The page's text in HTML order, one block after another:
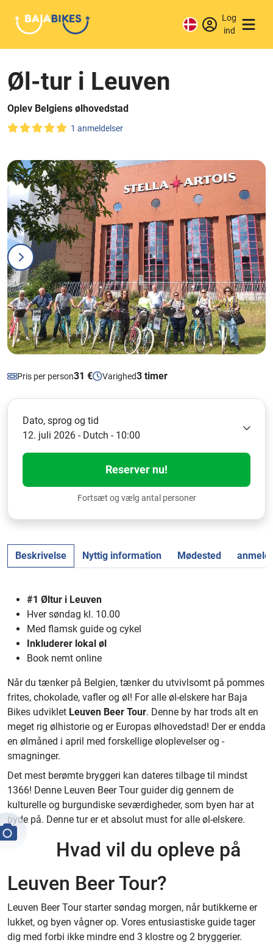
Log
ind
Øl-tur i Leuven
Oplev Belgiens ølhovedstad
1 anmeldelser
Pris per person31 € Varighed3 timer
Dato, sprog og tid
12. juli 2026 - Dutch - 10:00
Reserver nu!
Fortsæt og vælg antal personer
Beskrivelse Nyttig information Mødested
#1 Øltur i Leuven
Hver søndag kl. 10.00
Med flamsk guide og cykel
Inkluderer lokal øl
Book nemt online
Når du tænker på Belgien, tænker du utvivlsomt på pommes
frites, chokolade, vafler og øl! For alle øl-elskere har Baja
Bikes udviklet Leuven Beer Tour. Denne by har trods alt en
meget rig ølhistorie og er Europas ølhovedstad! Der er endda
en ølmåned i april med forskellige øloplevelser og -
smagninger.
Det mest berømte bryggeri kan dateres tilbage til mindst
1366! Denne Leuven Beer Tour guider dig gennem de
kulturelle og burgundiske seværdigheder, som byen har at
byde på. Denne tur er et absolut must for alle øl-elskere.
Hvad vil du opleve på
Leuven Beer Tour?
Leuven Beer Tour starter søndag morgen, når butikkerne er
lukket, og byen vågner op. Vores entusiastiske guide tager
dig med forbi ikke mindre end 3 klostre og 2 bryggerier.